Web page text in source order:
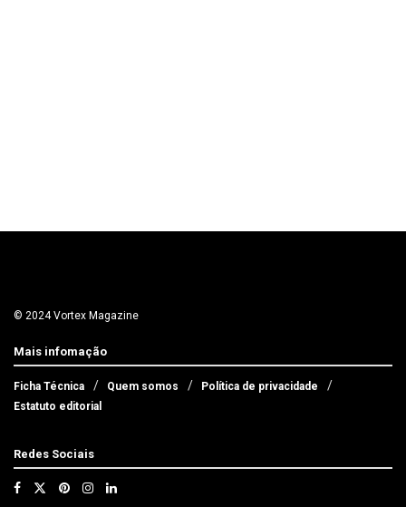
© 2024 Vortex Magazine
Mais infomação
Ficha Técnica Quem somos
Política de privacidade
Estatuto editorial
Redes Sociais